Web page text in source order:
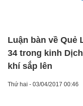
Luận bàn về Quẻ
34 trong kinh
khí sắp lên
Thứ hai - 03/04/2017 00:46